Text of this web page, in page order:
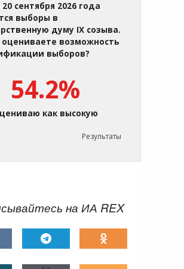
20 сентября 2026 года
выборы в
думу IX созыва.
оцениваете возможность
выборов?
54.2%
как высокую
Результаты
на ИА REX